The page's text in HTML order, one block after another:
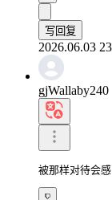
写回复
2026.06.03
gjWallaby240
被那样对待会